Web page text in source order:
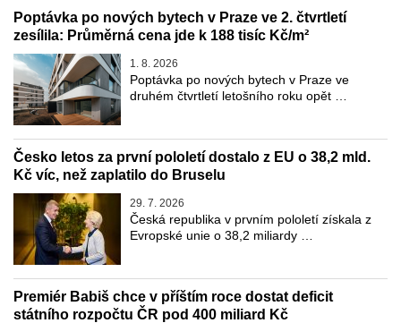
Poptávka po nových bytech v Praze ve 2. čtvrtletí
zesílila: Průměrná cena jde k 188 tisíc Kč/m²
1. 8. 2026
Poptávka po nových bytech v Praze ve
druhém čtvrtletí letošního roku opět …
Česko letos za první pololetí dostalo z EU o 38,2 mld.
Kč víc, než zaplatilo do Bruselu
29. 7. 2026
Česká republika v prvním pololetí získala z
Evropské unie o 38,2 miliardy …
Premiér Babiš chce v příštím roce dostat deficit
státního rozpočtu ČR pod 400 miliard Kč